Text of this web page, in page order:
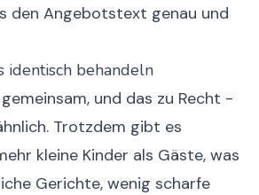
den Angebotstext genau und
identisch behandeln
und das zu Recht -
Trotzdem gibt es
kleine Kinder als Gäste, was
Gerichte, wenig scharfe